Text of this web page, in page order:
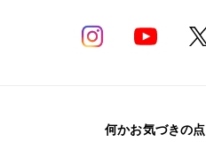
何かお気づきの